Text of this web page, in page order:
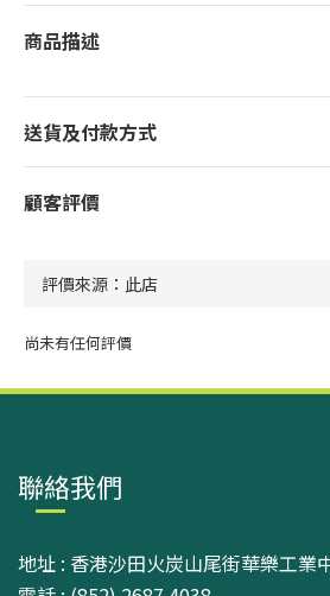
商品描述
送貨及付款方式
顧客評價
尚未有任何評價
聯絡我們
地址 : 香港沙田火炭山尾街華樂工業